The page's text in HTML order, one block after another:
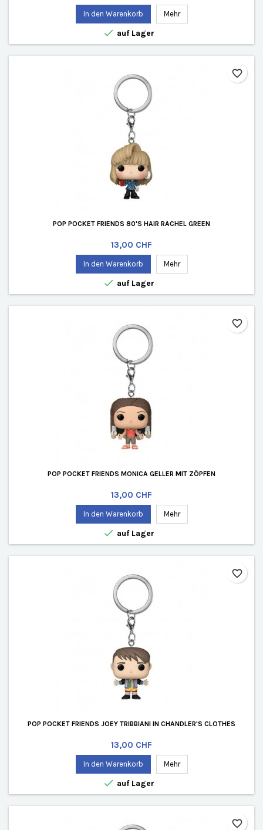
In den Warenkorb Mehr
 auf Lager
POP POCKET FRIENDS 80'S HAIR RACHEL GREEN
Preis
13,00 CHF
In den Warenkorb Mehr
 auf Lager
favorite_border
POP POCKET FRIENDS MONICA GELLER MIT ZÖPFEN
Preis
13,00 CHF
In den Warenkorb Mehr
 auf Lager
favorite_border
POP POCKET FRIENDS JOEY TRIBBIANI IN CHANDLER'S CLOTHES
Preis
13,00 CHF
In den Warenkorb Mehr
 auf Lager
favorite_border
favorite_border